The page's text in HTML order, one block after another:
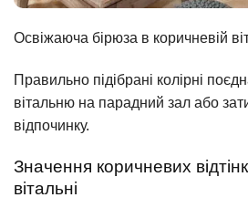
Освіжаюча бірюза в коричневій
Правильно підібрані колірні
вітальню на парадний зал або
відпочинку.
Значення коричневих
вітальні